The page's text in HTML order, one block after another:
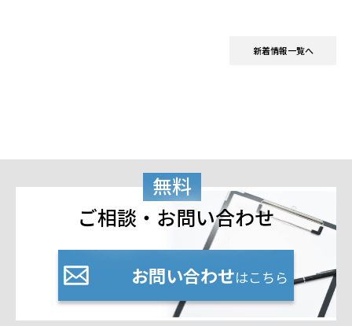
新着情報一覧へ
無料
ご相談・お問い合わせ
お問い合わせはこちら